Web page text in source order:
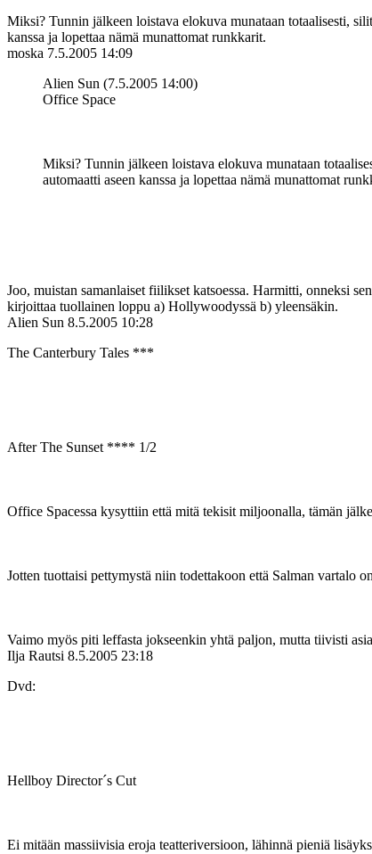
Miksi? Tunnin jälkeen loistava elokuva munataan totaalisesti,
kanssa ja lopettaa nämä munattomat runkkarit.
moska 7.5.2005 14:09
Alien Sun (7.5.2005 14:00)
Office Space
Miksi? Tunnin jälkeen loistava elokuva munataan
automaatti aseen kanssa ja lopettaa nämä munattomat
Joo, muistan samanlaiset fiilikset katsoessa. Harmitti, onneksi
kirjoittaa tuollainen loppu a) Hollywoodyssä b) yleensäkin.
Alien Sun 8.5.2005 10:28
The Canterbury Tales ***
After The Sunset **** 1/2
Office Spacessa kysyttiin että mitä tekisit miljoonalla, tämän
Jotten tuottaisi pettymystä niin todettakoon että Salman vartalo
Vaimo myös piti leffasta jokseenkin yhtä paljon, mutta tiivisti
Ilja Rautsi 8.5.2005 23:18
Dvd:
Hellboy Director´s Cut
Ei mitään massiivisia eroja teatteriversioon, lähinnä pieniä